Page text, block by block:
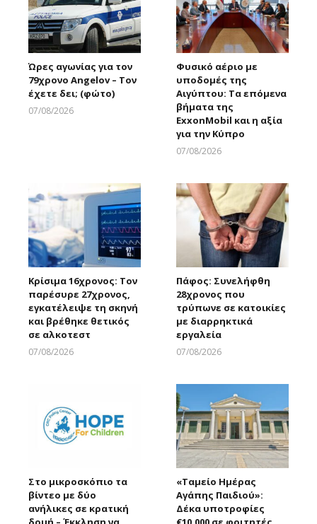
Ώρες αγωνίας για τον
79χρονο Angelov – Τον
έχετε δει; (φώτο)
07/08/2026
Φυσικό αέριο με
υποδομές της
Αιγύπτου: Τα επόμενα
βήματα της
ExxonMobil και η αξία
για την Κύπρο
07/08/2026
Κρίσιμα 16χρονος: Τον
παρέσυρε 27χρονος,
εγκατέλειψε τη σκηνή
και βρέθηκε θετικός
σε αλκοτεστ
07/08/2026
Πάφος: Συνελήφθη
28χρονος που
τρύπωνε σε κατοικίες
με διαρρηκτικά
εργαλεία
07/08/2026
Στο μικροσκόπιο τα
βίντεο με δύο
ανήλικες σε κρατική
«Ταμείο Ημέρας
Αγάπης Παιδιού»:
Δέκα υποτροφίες